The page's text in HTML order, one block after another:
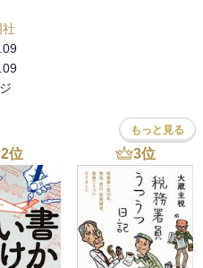
ナーの恐ろしさがすごく伝わっ
をスカスカにしてしまいます。
渡し。人間の丈夫な骨といわれ
で摑んでいる最中にコナゴナに
んのお母さんはどんな想いだっ
ような非行に走ってしまうの
であると思います。
教育における正しい知識の不
な問題が背景にあるように思い
もっと見る
2位 3位